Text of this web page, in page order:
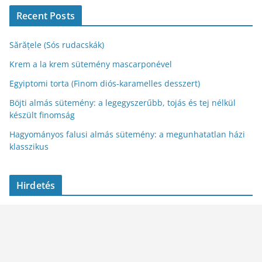
Recent Posts
Sărățele (Sós rudacskák)
Krem a la krem sütemény mascarponével
Egyiptomi torta (Finom diós-karamelles desszert)
Böjti almás sütemény: a legegyszerűbb, tojás és tej nélkül
készült finomság
Hagyományos falusi almás sütemény: a megunhatatlan házi
klasszikus
Hirdetés